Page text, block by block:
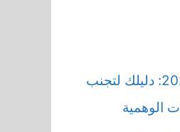
رحلات الغردقة 2026: دليلك لتجنب
الوهمية